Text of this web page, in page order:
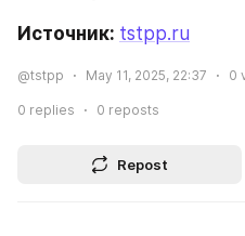
Источник: tstpp.ru
@tstpp May 11, 2025, 22:37 0
0 replies 0 reposts
Repost